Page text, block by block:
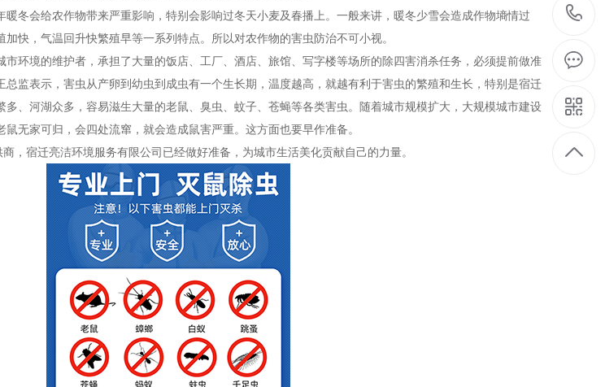
会给农作物带来严重影响，特别会影响过冬天小麦及春播上。一般来讲，暖冬少雪会造成作物墒情过
快，气温回升快繁殖早等一系列特点。所以对农作物的害虫防治不可小视。
境的维护者，承担了大量的饭店、工厂、酒店、旅馆、写字楼等场所的除四害消杀任务，必须提前做准
监表示，害虫从产卵到幼虫到成虫有一个生长期，温度越高，就越有利于害虫的繁殖和生长，特别是宿迁
多、河湖众多，容易滋生大量的老鼠、臭虫、蚊子、苍蝇等各类害虫。随着城市规模扩大，大规模城市建设
无家可归，会四处流窜，就会造成鼠害严重。这方面也要早作准备。
宿迁亮洁环境服务有限公司已经做好准备，为城市生活美化贡献自己的力量。